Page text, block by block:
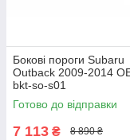
Бокові пороги Subaru
Outback 2009-2014
bkt-so-s01
Готово до відправки
7 113 ₴ 8 890 ₴